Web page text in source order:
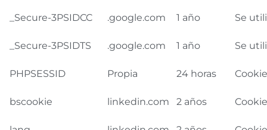
_Secure-3PSIDCC .google.com 1 año Se
_Secure-3PSIDTS .google.com 1 año Se
PHPSESSID Propia 24 horas
bscookie linkedin.com 2 años